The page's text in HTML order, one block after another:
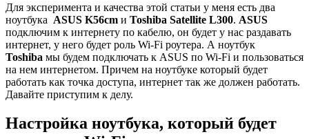
Для эксперимента и качества этой статьи у меня есть два
ноутбука ASUS K56cm и Toshiba Satellite L300. ASUS
подключим к интернету по кабелю, он будет у нас раздавать
интернет, у него будет роль Wi-Fi роутера. А ноутбук
Toshiba мы будем подключать к ASUS по Wi-Fi и пользоваться
на нем интернетом. Причем на ноутбуке который будет
работать как точка доступа, интернет так же должен работать.
Давайте приступим к делу.
Настройка ноутбука, который будет